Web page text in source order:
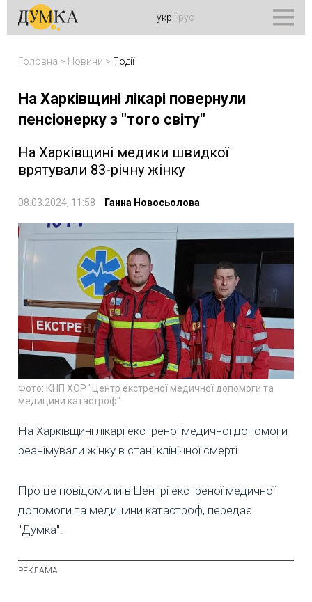
укр рус
Головна > Новини > Події
На Харківщині лікарі повернули
пенсіонерку з "того світу"
На Харківщині медики швидкої
врятували 83-річну жінку
08.03.2024, 11:58 Ганна Новосьолова
Фото: КНП ХОР "Центр екстреної медичної допомоги та
медицини катастроф"
На Харківщині лікарі екстреної медичної допомоги
реанімували жінку в стані клінічної смерті.
Про це повідомили в Центрі екстреної медичної
допомоги та медицини катастроф, передає
"Думка".